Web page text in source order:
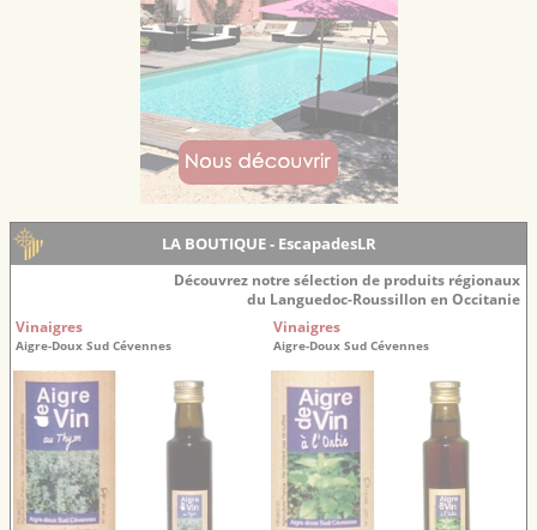
LA BOUTIQUE - EscapadesLR
Découvrez notre sélection de produits régionaux
du Languedoc-Roussillon en Occitanie
Vinaigres
Aigre-Doux Sud Cévennes
Vinaigres
Aigre-Doux Sud Cévennes